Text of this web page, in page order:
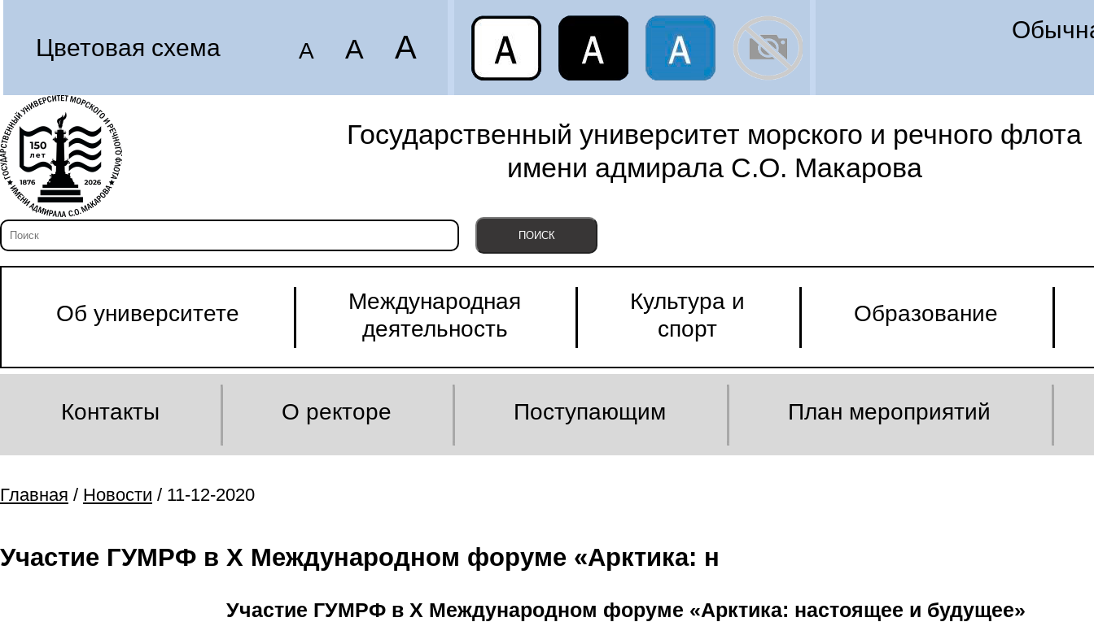
Цветовая схема A A A
Государственный университет морского и речного флота
имени адмирала С.О. Макарова
Об университете
Международная
деятельность
Культура и
спорт
Образование
Контакты О ректоре Поступающим План мероприятий
Главная / Новости / 11-12-2020
Участие ГУМРФ в X Международном форуме «Арктика: н
Участие ГУМРФ в X Международном форуме «Арктика: настоящее и будущее»